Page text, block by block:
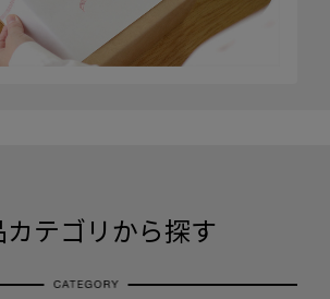
カテゴリから探す